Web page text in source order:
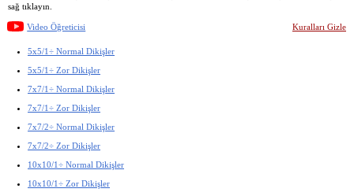
sağ tıklayın.
Video Öğreticisi Kuralları Gizle
5x5/1÷ Normal Dikişler
5x5/1÷ Zor Dikişler
7x7/1÷ Normal Dikişler
7x7/1÷ Zor Dikişler
7x7/2÷ Normal Dikişler
7x7/2÷ Zor Dikişler
10x10/1÷ Normal Dikişler
10x10/1÷ Zor Dikişler